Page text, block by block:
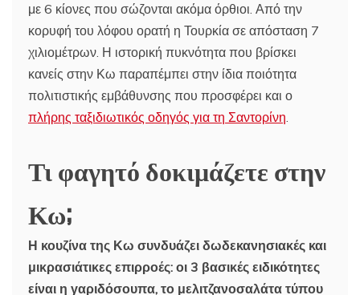
με 6 κίονες που σώζονται ακόμα όρθιοι. Από την
κορυφή του λόφου ορατή η Τουρκία σε απόσταση 7
χιλιομέτρων. Η ιστορική πυκνότητα που βρίσκει
κανείς στην Κω παραπέμπει στην ίδια ποιότητα
πολιτιστικής εμβάθυνσης που προσφέρει και ο
πλήρης ταξιδιωτικός οδηγός για τη Σαντορίνη.
Τι φαγητό δοκιμάζετε στην
Κω;
Η κουζίνα της Κω συνδυάζει δωδεκανησιακές και
μικρασιάτικες επιρροές: οι 3 βασικές ειδικότητες
είναι η γαριδόσουπα, το μελιτζανοσαλάτα τύπου